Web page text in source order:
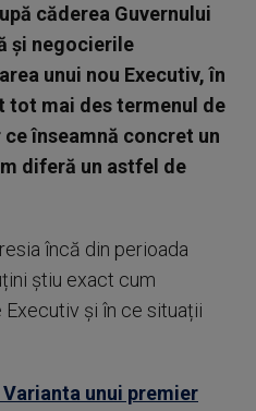
căderea Guvernului
și negocierile
unui nou Executiv, în
tot mai des termenul de
ce înseamnă concret un
diferă un astfel de
încă din perioada
știu exact cum
și în ce situații
Varianta unui premier